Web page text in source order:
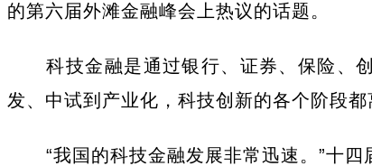
的第六届外滩金融峰会上热议的话题。
科技金融是通过银行、证券、保险、
发、中试到产业化，科技创新的各个阶段都
“我国的科技金融发展非常迅速。”十